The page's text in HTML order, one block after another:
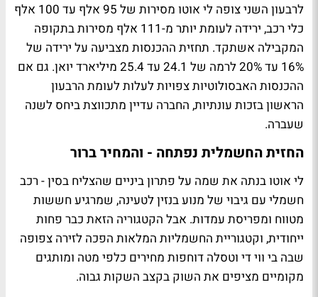
לרבעון השני צופה לי אוטו מסירות של 95 אלף עד 100 אלף
כלי רכב, ירידה לעומת יותר מ-111 אלף מסירות בתקופה
המקבילה אשתקד. תחזית ההכנסות מצביעה על ירידה של
16% עד 20% לרמה של 24.1 עד 25.4 מיליארד יואן. גם אם
ההכנסות האבסולוטיות צפויות לעלות לעומת הרבעון
הראשון בזכות עונתיות, החברה עדיין מתכווצת ביחס לשנה
שעברה.
החזית החשמלית נפתחה - והמחיר ברור
לי אוטו בנתה את שמה על פתרון ביניים שהצליח בסין - רכב
חשמלי עם גיבוי של מנוע בנזין לטעינה, שמרגיע חששות
מטווח ומפריסת עמדות. אבל הקטגוריה הזאת כבר פחות
ייחודית, וקטגוריית החשמליות המלאות הפכה לזירה צפופה
שבה בי ווי די וטסלה דוחפות מחירים כלפי מטה ומותגים
מקומיים מציפים את השוק בקצב השקות גבוה.